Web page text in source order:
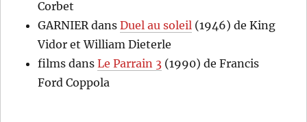
Corbet
GARNIERdansDuel au soleil (1946) de King
Vidor et William Dieterle
films dansLe Parrain 3 (1990) de Francis
Ford Coppola